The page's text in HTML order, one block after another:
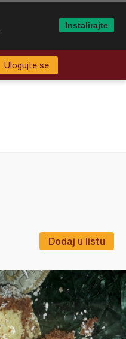
Ulogujte se
Dodaj u listu
Instalirajte